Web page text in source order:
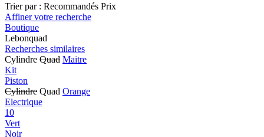
Trier par : Recommandés Prix
Affiner votre recherche
Boutique
Lebonquad
Recherches similaires
Cylindre Quad Maitre
Kit
Piston
Cylindre Quad Orange
Electrique
10
Vert
Noir